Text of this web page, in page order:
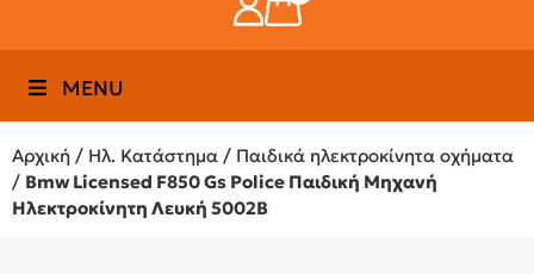
MENU
Αρχική / Ηλ. Κατάστημα / Παιδικά ηλεκτροκίνητα οχήματα
/ Bmw Licensed F850 Gs Police Παιδική Μηχανή
Ηλεκτροκίνητη Λευκή 5002B